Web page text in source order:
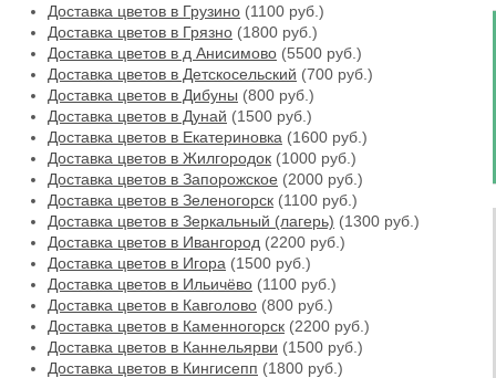
Доставка цветов в Грузино (1100 руб.)
Доставка цветов в Грязно (1800 руб.)
Доставка цветов в д Анисимово (5500 руб.)
Доставка цветов в Детскосельский (700 руб.)
Доставка цветов в Дибуны (800 руб.)
Доставка цветов в Дунай (1500 руб.)
Доставка цветов в Екатериновка (1600 руб.)
Доставка цветов в Жилгородок (1000 руб.)
Доставка цветов в Запорожское (2000 руб.)
Доставка цветов в Зеленогорск (1100 руб.)
Доставка цветов в Зеркальный (лагерь) (1300 руб.)
Доставка цветов в Ивангород (2200 руб.)
Доставка цветов в Игора (1500 руб.)
Доставка цветов в Ильичёво (1100 руб.)
Доставка цветов в Кавголово (800 руб.)
Доставка цветов в Каменногорск (2200 руб.)
Доставка цветов в Каннельярви (1500 руб.)
Доставка цветов в Кингисепп (1800 руб.)